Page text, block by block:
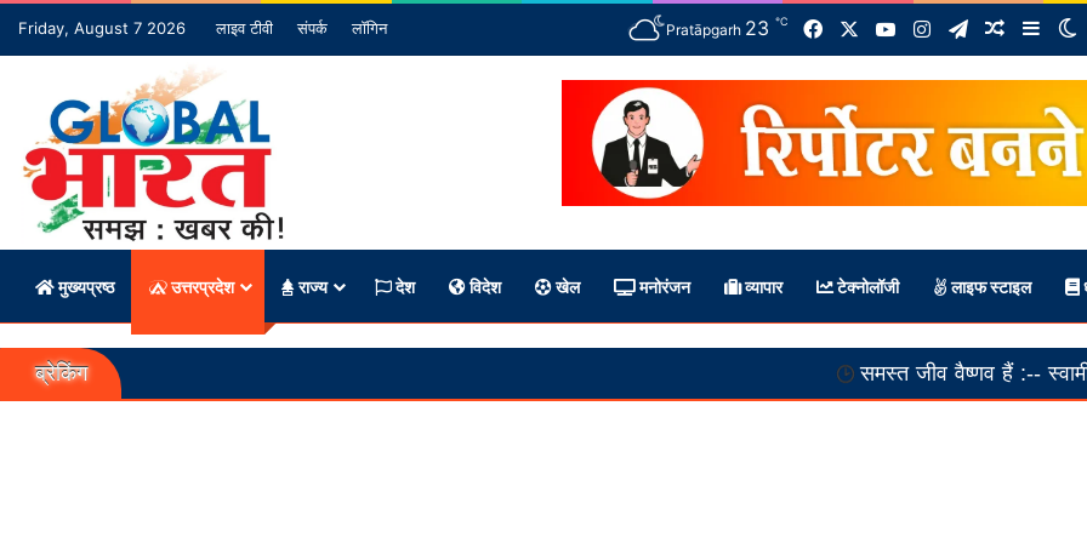
Friday, August 7 2026 लाइव टीवी संपर्क लॉगिन Pratāpgarh 23 ℃ FacebookYouTubeInstagram
TelegramRandom
मुख्यप्रष्ठ उत्तरप्रदेश राज्य देश विदेश खेल मनोरंजन व्यापार टेक्नोलॉजी लाइफ स्टाइल
ब्रेकिंग समस्त जीव वैष्णव हैं :-- स्वामी अनतांचार्य